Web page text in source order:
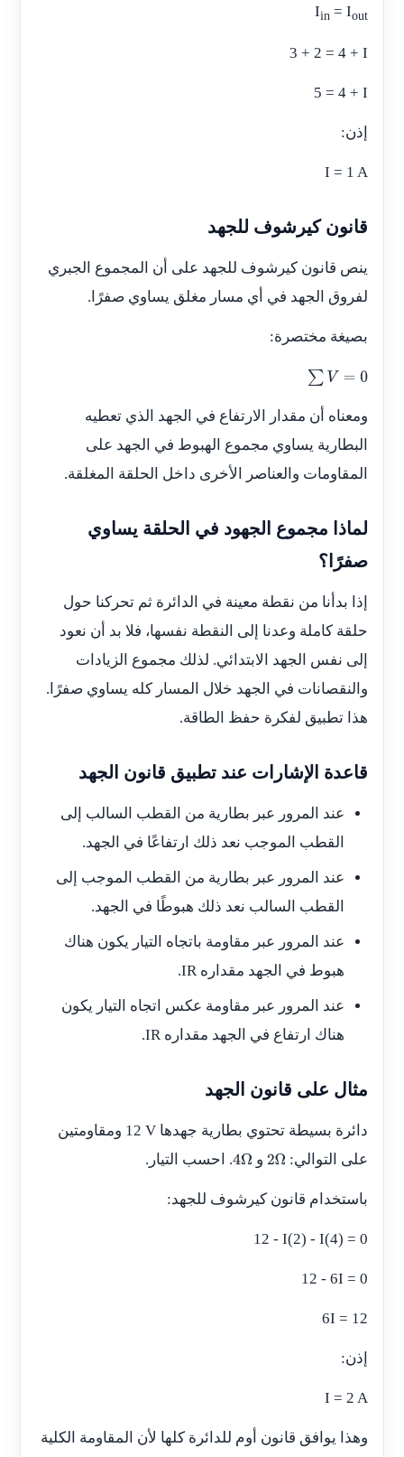
Iin = Iout
3 + 2 = 4 + I
5 = 4 + I
إذن:
I = 1 A
قانون كيرشوف للجهد
ينص قانون كيرشوف للجهد على أن المجموع الجبري
لفروق الجهد في أي مسار مغلق يساوي صفرًا.
بصيغة مختصرة:
∑V= 0
ومعناه أن مقدار الارتفاع في الجهد الذي تعطيه
البطارية يساوي مجموع الهبوط في الجهد على
المقاومات والعناصر الأخرى داخل الحلقة المغلقة.
لماذا مجموع الجهود في الحلقة يساوي
صفرًا؟
إذا بدأنا من نقطة معينة في الدائرة ثم تحركنا حول
حلقة كاملة وعدنا إلى النقطة نفسها، فلا بد أن نعود
إلى نفس الجهد الابتدائي. لذلك مجموع الزيادات
والنقصانات في الجهد خلال المسار كله يساوي صفرًا.
هذا تطبيق لفكرة حفظ الطاقة.
قاعدة الإشارات عند تطبيق قانون الجهد
عند المرور عبر بطارية من القطب السالب إلى
القطب الموجب نعد ذلك ارتفاعًا في الجهد.
عند المرور عبر بطارية من القطب الموجب إلى
القطب السالب نعد ذلك هبوطًا في الجهد.
عند المرور عبر مقاومة باتجاه التيار يكون هناك
هبوط في الجهد مقداره IR
.
عند المرور عبر مقاومة عكس اتجاه التيار يكون
هناك ارتفاع في الجهد مقداره IR
.
مثال على قانون الجهد
دائرة بسيطة تحتوي بطارية جهدها 12 Vومقاومتين
على التوالي:
2و
4. احسب التيار.
باستخدام قانون كيرشوف للجهد:
12 - I(2) - I(4) = 0
12 - 6I = 0
6I = 12
إذن:
I = 2 A
وهذا يوافق قانون أوم للدائرة كلها لأن المقاومة الكلية